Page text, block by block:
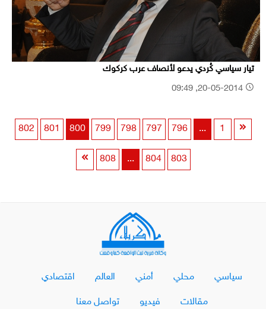
تيار سياسي كُردي يدعو لأنصاف عرب كركوك
1
...
796
797
798
799
800
801
802
803
804
...
808
سياسي محلي أمني العالم اقتصادي
مقالات فيديو تواصل معنا